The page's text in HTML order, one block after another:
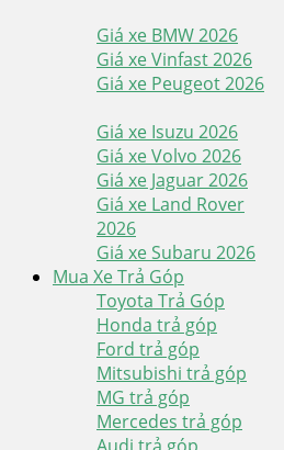
Giá xe BMW 2026
Giá xe Vinfast 2026
Giá xe Peugeot 2026
Giá xe Isuzu 2026
Giá xe Volvo 2026
Giá xe Jaguar 2026
Giá xe Land Rover
2026
Giá xe Subaru 2026
Mua Xe Trả Góp
Toyota Trả Góp
Honda trả góp
Ford trả góp
Mitsubishi trả góp
MG trả góp
Mercedes trả góp